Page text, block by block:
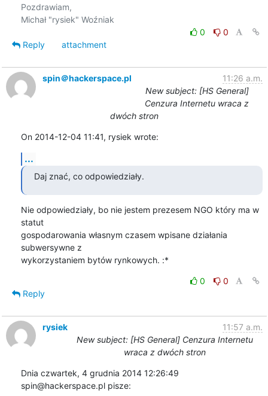
Pozdrawiam,
0
0
Reply
attachment
spin＠hackerspace.pl
11:26 a.m.
New subject: [HS General]
Cenzura Internetu wraca z
dwóch stron
On 2014-12-04 11:41, rysiek wrote:
...
Daj znać, co odpowiedziały.
Nie odpowiedziały, bo nie jestem prezesem NGO który ma w
statut
gospodarowania własnym czasem wpisane działania
subwersywne z
wykorzystaniem bytów rynkowych. :*
0
0
Reply
rysiek
11:57 a.m.
New subject: [HS General] Cenzura Internetu
wraca z dwóch stron
Dnia czwartek, 4 grudnia 2014 12:26:49
spin@hackerspace.pl pisze: